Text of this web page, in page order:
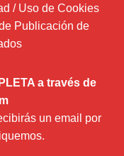
/ Uso de Cookies
Publicación de
a través de
un email por